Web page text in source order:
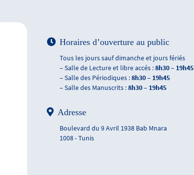
Horaires d’ouverture au public
Tous les jours sauf dimanche et jours fériés
– Salle de Lecture et libre accés :8h30 – 19h45
– Salle des Périodiques :8h30 – 19h45
– Salle des Manuscrits :8h30 – 19h45
Adresse
Boulevard du 9 Avril 1938 Bab Mnara
1008 - Tunis